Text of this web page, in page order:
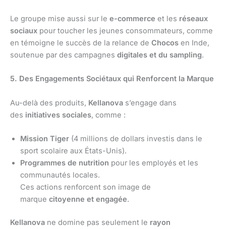
Le groupe mise aussi sur le e-commerce et les réseaux
sociaux pour toucher les jeunes consommateurs, comme
en témoigne le succès de la relance de Chocos en Inde,
soutenue par des campagnes digitales et du sampling.
5. Des Engagements Sociétaux qui Renforcent la Marque
Au-delà des produits, Kellanova s’engage dans
des initiatives sociales, comme :
Mission Tiger (4 millions de dollars investis dans le
sport scolaire aux États-Unis).
Programmes de nutrition pour les employés et les
communautés locales.
Ces actions renforcent son image de
marque citoyenne et engagée.
Kellanova ne domine pas seulement le rayon